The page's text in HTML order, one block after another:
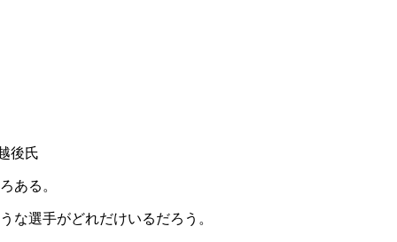
後氏
ある。
な選手がどれだけいるだろう。